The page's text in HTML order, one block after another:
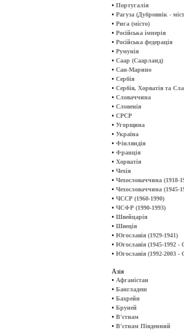
• Португалія
• Рагуза (Дубровнік -
• Рига (місто)
• Російська імперія
• Російська федерація
• Румунія
• Саар (Саарланд)
• Сан-Марино
• Сербія
• Сербія, Хорватія та
• Словаччина
• Словенія
• СРСР
• Угорщина
• Україна
• Фінляндія
• Франція
• Хорватія
• Чехія
• Чехословаччина (1918-
• Чехословаччина (1945-
• ЧССР (1960-1990)
• ЧСФР (1990-1993)
• Швейцарія
• Швеція
• Югославія (1929-1941)
• Югославія (1945-1992
• Югославія (1992-2003
Азія
• Афганістан
• Бангладеш
• Бахрейн
• Бруней
• В'єтнам
• В'єтнам Південний